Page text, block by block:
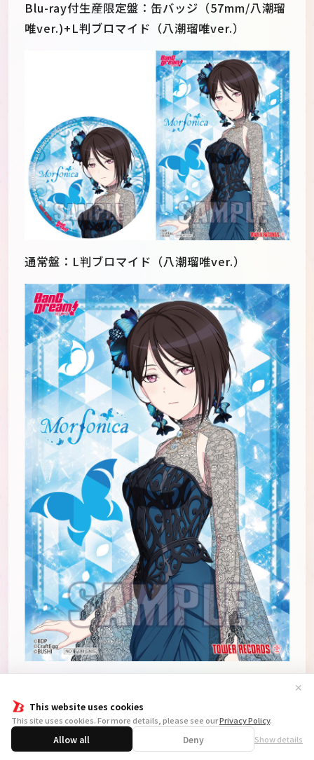
This website uses cookies
This site uses cookies. For more details, please see ourPrivacy Policy.
Allow all Deny Show details
✕
Blu-ray付生産限定盤：缶バッジ（57mm/八潮瑠
唯ver.)+L判ブロマイド（八潮瑠唯ver.）
通常盤：L判ブロマイド（八潮瑠唯ver.）
Blu-ray付生産限定盤：缶バッジ(56mm)+L判ブ
ロマイド